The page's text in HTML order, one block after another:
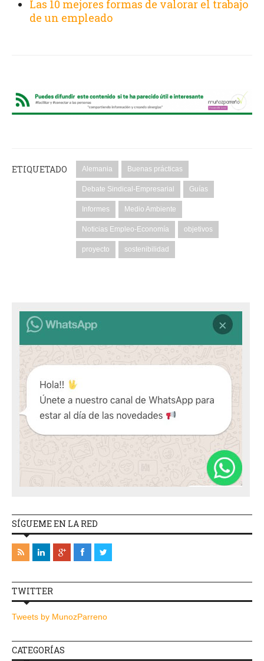
Las 10 mejores formas de valorar el trabajo
de un empleado
ETIQUETADO Alemania Buenas prácticas
Debate Sindical-Empresarial Guías
Informes Medio Ambiente
Noticias Empleo-Economía objetivos
proyecto sostenibilidad
SÍGUEME EN LA RED
TWITTER
Tweets by MunozParreno
CATEGORÍAS